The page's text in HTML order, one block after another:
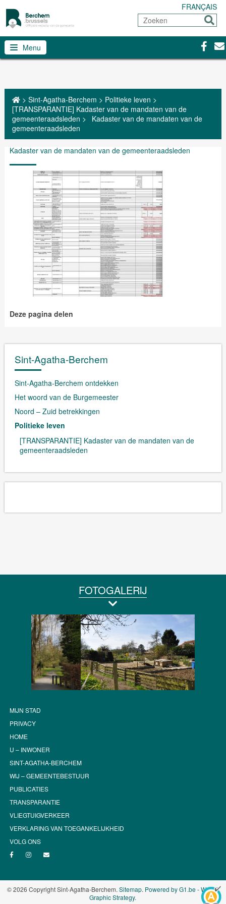
FRANÇAIS
Zoeken
Sturen
Menu
> Sint-Agatha-Berchem > Politieke leven >
[TRANSPARANTIE] Kadaster van de mandaten van de
gemeenteraadsleden >
Kadaster van de mandaten van de
gemeenteraadsleden
Kadaster van de mandaten van de gemeenteraadsleden
Deze pagina delen
Sint-Agatha-Berchem
Sint-Agatha-Berchem ontdekken
Het woord van de Burgemeester
Noord – Zuid betrekkingen
Politieke leven
[TRANSPARANTIE] Kadaster van de mandaten van de
gemeenteraadsleden
FOTOGALERIJ
MIJN STAD
PRIVACY
HOME
U – INWONER
SINT-AGATHA-BERCHEM
WIJ – GEMEENTEBESTUUR
PUBLICATIES
TRANSPARANTIE
VLIEGTUIGVERKEER
VERKLARING VAN TOEGANKELIJKHEID
VOLG ONS
© 2026 Copyright Sint-Agatha-Berchem. Sitemap. Powered by G1.be - Web &
Graphic Strategy.